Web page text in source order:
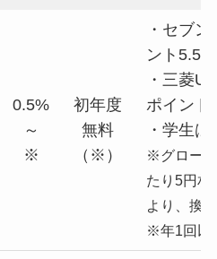
0.5%
～
※
初年度
無料
（※）
・セブ
ント
・三菱
ポイント
・学生
※グロー
たり5円相
より、換
※年1回以